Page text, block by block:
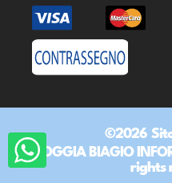
©2026
DR ROGGIA BIAGIO
rights